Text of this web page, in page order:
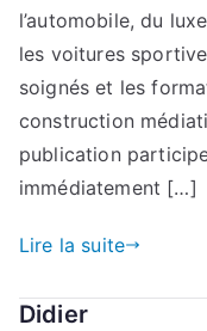
l’automobile, du
les voitures
soignés et les
construction
publication
immédiatement […]
Lire la suite
Didier